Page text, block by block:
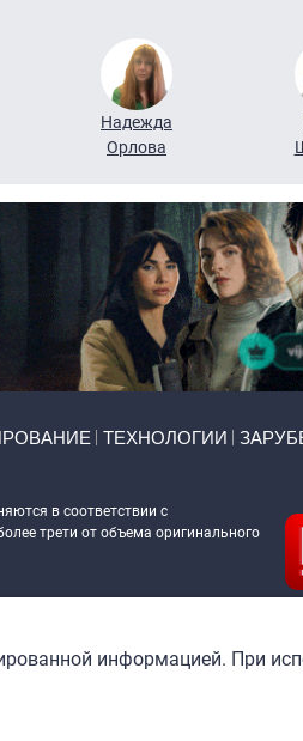
Надежда
Орлова
ТЕХНОЛОГИИ
в соответствии с
трети от объема оригинального
информацией. При